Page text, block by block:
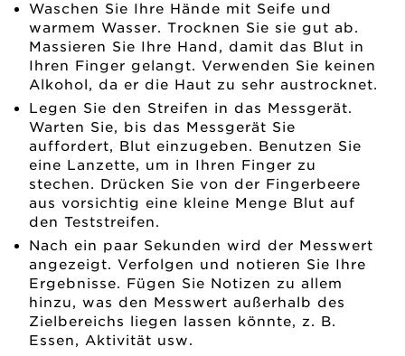
Waschen Sie Ihre Hände mit Seife und
warmem Wasser. Trocknen Sie sie gut ab.
Massieren Sie Ihre Hand, damit das Blut in
Ihren Finger gelangt. Verwenden Sie keinen
Alkohol, da er die Haut zu sehr austrocknet.
Legen Sie den Streifen in das Messgerät.
Warten Sie, bis das Messgerät Sie
auffordert, Blut einzugeben. Benutzen Sie
eine Lanzette, um in Ihren Finger zu
stechen. Drücken Sie von der Fingerbeere
aus vorsichtig eine kleine Menge Blut auf
den Teststreifen.
Nach ein paar Sekunden wird der Messwert
angezeigt. Verfolgen und notieren Sie Ihre
Ergebnisse. Fügen Sie Notizen zu allem
hinzu, was den Messwert außerhalb des
Zielbereichs liegen lassen könnte, z. B.
Essen, Aktivität usw.